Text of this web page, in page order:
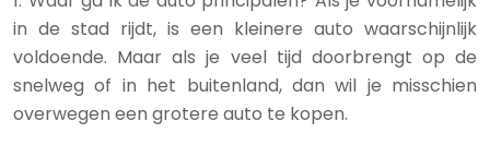
in de stad rijdt, is een kleinere auto waarschijnlijk
voldoende. Maar als je veel tijd doorbrengt op de
snelweg of in het buitenland, dan wil je misschien
overwegen een grotere auto te kopen.